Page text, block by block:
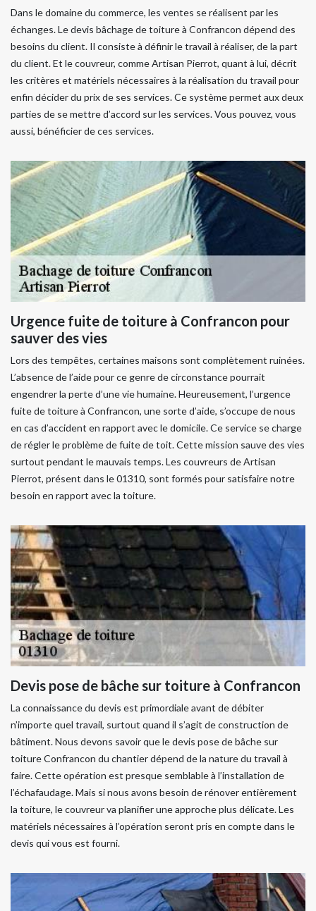
Dans le domaine du commerce, les ventes se réalisent par les
échanges. Le devis bâchage de toiture à Confrancon dépend des
besoins du client. Il consiste à définir le travail à réaliser, de la part
du client. Et le couvreur, comme Artisan Pierrot, quant à lui, décrit
les critères et matériels nécessaires à la réalisation du travail pour
enfin décider du prix de ses services. Ce système permet aux deux
parties de se mettre d’accord sur les services. Vous pouvez, vous
aussi, bénéficier de ces services.
Urgence fuite de toiture à Confrancon pour
sauver des vies
Lors des tempêtes, certaines maisons sont complètement ruinées.
L’absence de l’aide pour ce genre de circonstance pourrait
engendrer la perte d’une vie humaine. Heureusement, l’urgence
fuite de toiture à Confrancon, une sorte d’aide, s’occupe de nous
en cas d’accident en rapport avec le domicile. Ce service se charge
de régler le problème de fuite de toit. Cette mission sauve des vies
surtout pendant le mauvais temps. Les couvreurs de Artisan
Pierrot, présent dans le 01310, sont formés pour satisfaire notre
besoin en rapport avec la toiture.
Devis pose de bâche sur toiture à Confrancon
La connaissance du devis est primordiale avant de débiter
n’importe quel travail, surtout quand il s’agit de construction de
bâtiment. Nous devons savoir que le devis pose de bâche sur
toiture Confrancon du chantier dépend de la nature du travail à
faire. Cette opération est presque semblable à l’installation de
l’échafaudage. Mais si nous avons besoin de rénover entièrement
la toiture, le couvreur va planifier une approche plus délicate. Les
matériels nécessaires à l’opération seront pris en compte dans le
devis qui vous est fourni.